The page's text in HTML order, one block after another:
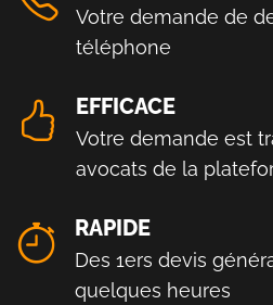
Votre demande de
téléphone
EFFICACE
Votre demande est
avocats de la
RAPIDE
Des 1ers devis
quelques heures